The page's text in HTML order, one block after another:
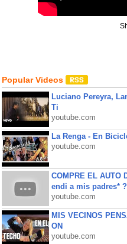
Popular Videos
Luciano Pereyra,
Ti
youtube.com
La Renga - En
youtube.com
COMPRE EL AUTO
endi a mis padres*
youtube.com
MIS VECINOS
ON
youtube.com